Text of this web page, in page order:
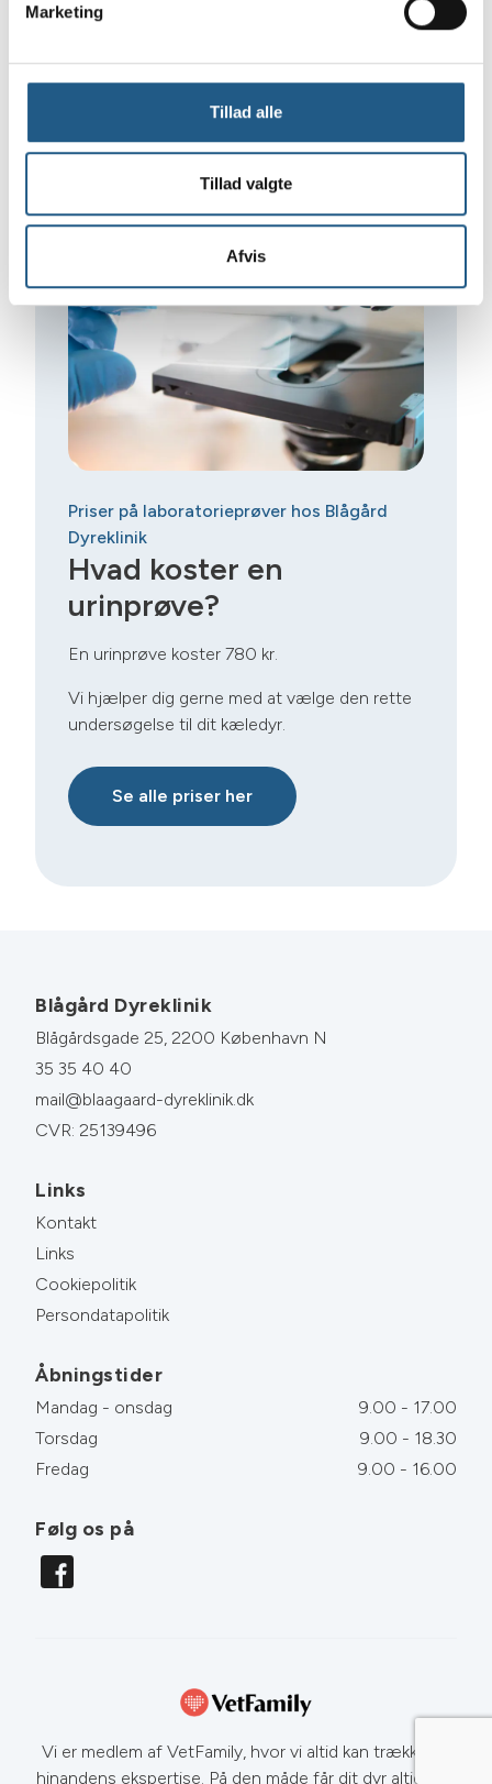
Marketing
Tillad alle
Tillad valgte
Afvis
Kontakt os
Priser på laboratorieprøver hos Blågård
Dyreklinik
Hvad koster en
urinprøve?
En urinprøve koster 780 kr.
Vi hjælper dig gerne med at vælge den rette
undersøgelse til dit kæledyr.
Se alle priser her
Blågård Dyreklinik
Blågårdsgade 25, 2200 København N
35 35 40 40
mail@blaagaard-dyreklinik.dk
CVR: 25139496
Links
Kontakt
Links
Cookiepolitik
Persondatapolitik
Åbningstider
Mandag - onsdag
9.00 - 17.00
Torsdag
9.00 - 18.30
Fredag
9.00 - 16.00
Følg os på
Vi er medlem af VetFamily, hvor vi altid kan trække på
hinandens ekspertise. På den måde får dit dyr altid den